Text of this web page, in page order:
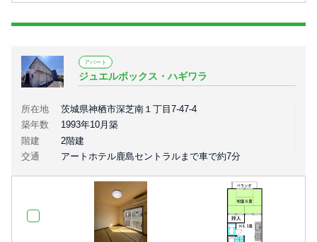
アパート
ジュエルボックス・ハギワラ
所在地
茨城県神栖市深芝南１丁目7-47-4
築年数
1993年10月築
階建
2階建
交通
アートホテル鹿島セントラルまで車で約7分